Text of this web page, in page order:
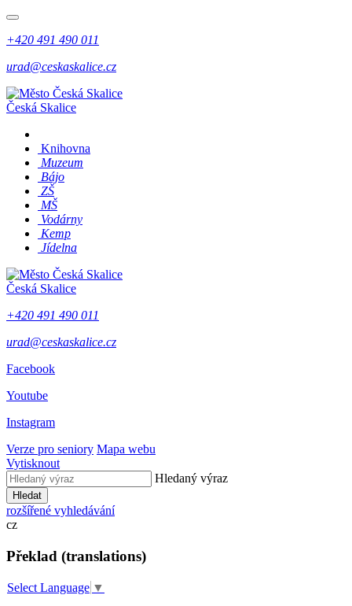
+420 491 490 011
urad@ceskaskalice.cz
Česká Skalice
Knihovna
Muzeum
Bájo
ZŠ
MŠ
Vodárny
Kemp
Jídelna
Česká Skalice
+420 491 490 011
urad@ceskaskalice.cz
Facebook
Youtube
Instagram
Verze pro seniory Mapa webu
Vytisknout
Hledaný výraz
Hledat
rozšířené vyhledávání
cz
Překlad (translations)
Select Language ▼